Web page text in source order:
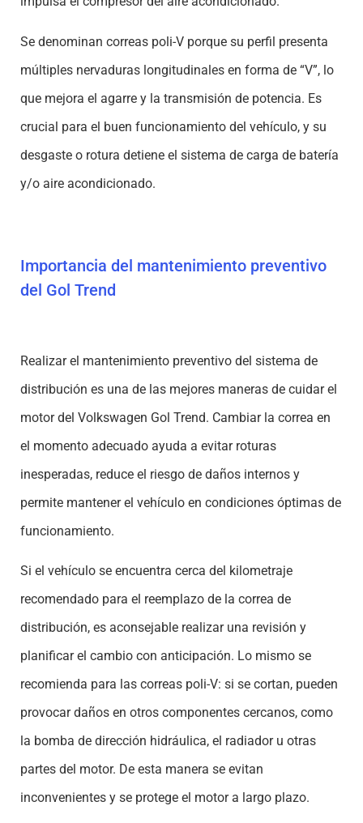
Se denominan correas poli-V porque su perfil presenta
múltiples nervaduras longitudinales en forma de “V”, lo
que mejora el agarre y la transmisión de potencia. Es
crucial para el buen funcionamiento del vehículo, y su
desgaste o rotura detiene el sistema de carga de batería
y/o aire acondicionado.
Importancia del mantenimiento preventivo
del Gol Trend
Realizar el mantenimiento preventivo del sistema de
distribución es una de las mejores maneras de cuidar el
motor del Volkswagen Gol Trend. Cambiar la correa en
el momento adecuado ayuda a evitar roturas
inesperadas, reduce el riesgo de daños internos y
permite mantener el vehículo en condiciones óptimas de
funcionamiento.
Si el vehículo se encuentra cerca del kilometraje
recomendado para el reemplazo de la correa de
distribución, es aconsejable realizar una revisión y
planificar el cambio con anticipación. Lo mismo se
recomienda para las correas poli-V: si se cortan, pueden
provocar daños en otros componentes cercanos, como
la bomba de dirección hidráulica, el radiador u otras
partes del motor. De esta manera se evitan
inconvenientes y se protege el motor a largo plazo.